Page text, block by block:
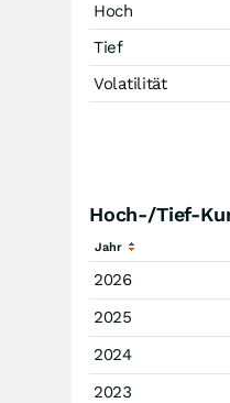
Hoch
Tief
Volatilität
Hoch-/Tief-
Jahr
2026
2025
2024
2023